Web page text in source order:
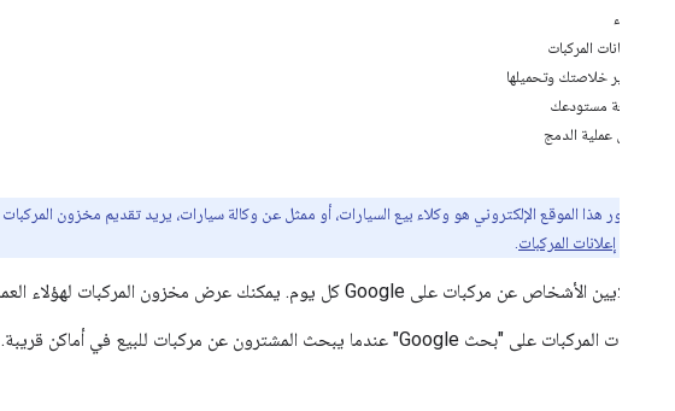
قبل البدء
إعداد بيانات المركبات
تحضير خلاصتك وتحميلها
مراجعة مستودعك
إطلاق عملية الدمج
إعلانات المركبات
يبحث ملايين الأشخاص عن مركبات على Google كل يوم. يمكنك عرض مخزون المركبات لهؤلاء العملاء المحتملين مباشرةً على Google.
تظهر بيانات المركبات على "بحث Google" عندما يبحث المشترون عن مركبات للبيع في أماكن قريبة.